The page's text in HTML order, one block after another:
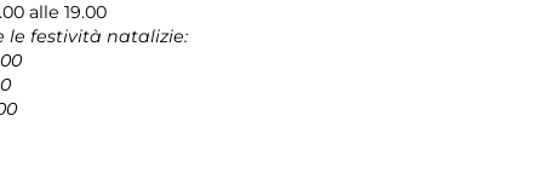
alle 19.00
le festività natalizie: